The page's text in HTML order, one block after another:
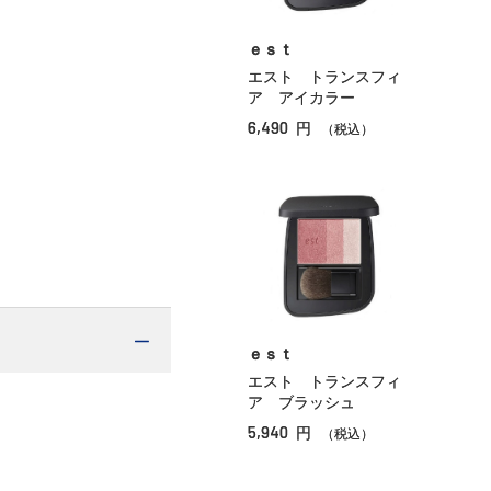
ｅｓｔ
エスト トランスフィ
ア アイカラー
6,490 円 （税込）
ｅｓｔ
エスト トランスフィ
ア ブラッシュ
5,940 円 （税込）